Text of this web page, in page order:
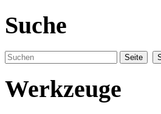
Suche
Werkzeuge